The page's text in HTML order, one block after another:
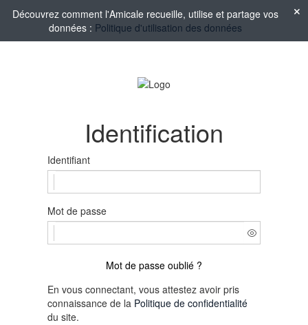
Découvrez comment l'Amicale recueille, utilise et partage vos
données : Politique d'utilisation des données
Identification
Identifiant
Mot de passe
Mot de passe oublié ?
En vous connectant, vous attestez avoir pris
connaissance de la Politique de confidentialité
du site.